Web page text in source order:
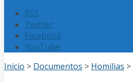
RSS
Twitter
Facebook
YouTube
Inicio > Documentos > Homilias >